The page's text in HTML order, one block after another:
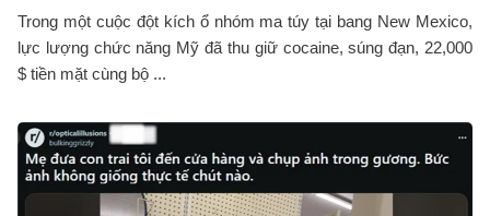
Trong một cuộc đột kích ổ nhóm ma túy tại bang New Mexico,
lực lượng chức năng Mỹ đã thu giữ cocaine, súng đạn, 22,000
$ tiền mặt cùng bộ ...